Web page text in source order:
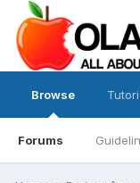
Browse
Forums